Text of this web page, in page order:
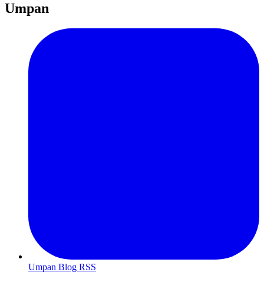
Umpan
Umpan Blog RSS